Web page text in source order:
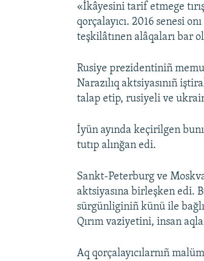
«İkâyesini tarif etmege
qorçalayıcı. 2016 senesi
teşkilâtınen alâqaları bar
Rusiye prezidentiniñ
Narazılıq aktsiyasınıñ
talap etip, rusiyeli ve
İyün ayında keçirilgen
tutıp alınğan edi.
Sankt-Peterburg ve
aktsiyasına birleşken edi.
sürgünliginiñ künü ile
Qırım vaziyetini, insan
Aq qorçalayıcılarnıñ